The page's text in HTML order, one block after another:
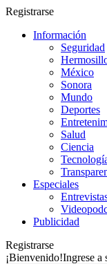
Registrarse
Información
Seguridad
México
Sonora
Mundo
Deportes
Salud
Ciencia
Especiales
Publicidad
Registrarse
¡Bienvenido!Ingrese a